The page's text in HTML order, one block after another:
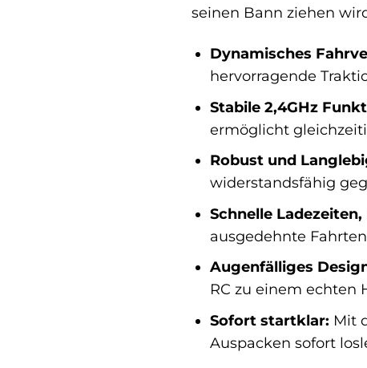
seinen Bann ziehen
Dynamisches
hervorragende
Stabile 2,4GHz
ermöglicht
Robust und
widerstandsfähig
Schnelle
ausgedehnte
Augenfälliges
RC zu einem echten
Sofort startklar: Mit
Auspacken sofort